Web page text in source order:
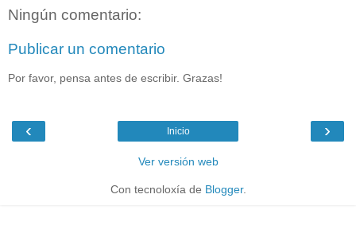
Ningún comentario:
Publicar un comentario
Por favor, pensa antes de escribir. Grazas!
‹ ›
Inicio
Ver versión web
Con tecnoloxía de Blogger.